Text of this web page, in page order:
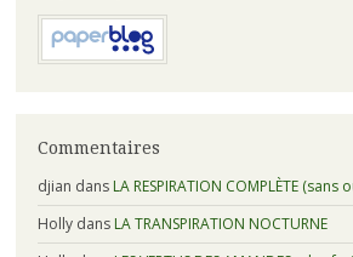
Commentaires
djian dans LA RESPIRATION COMPLÈTE
Hollydans LA TRANSPIRATION NOCTURNE